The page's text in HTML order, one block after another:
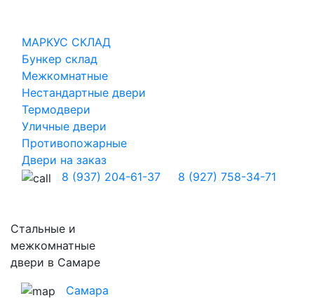
МАРКУС СКЛАД
Бункер склад
Межкомнатные
Нестандартные двери
Термодвери
Уличные двери
Противопожарные
Двери на заказ
8 (937) 204-61-37
8 (927) 758-34-71
Стальные и
межкомнатные
двери в Самаре
Самара